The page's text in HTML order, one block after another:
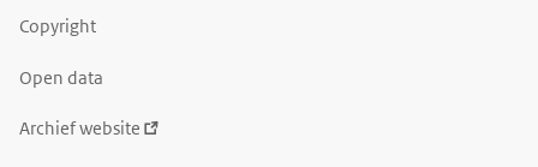
Copyright
Open data
Archief website